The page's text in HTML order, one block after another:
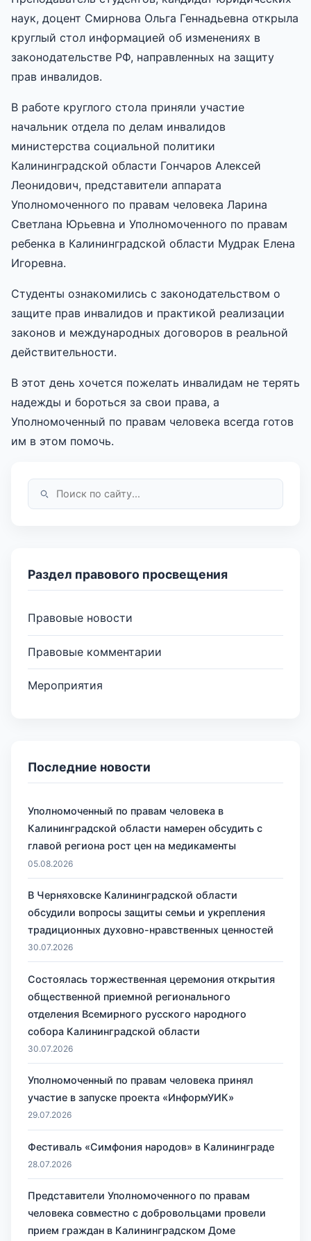
наук, доцент Смирнова Ольга Геннадьевна открыла
круглый стол информацией об изменениях в
законодательстве РФ, направленных на защиту
прав инвалидов.
В работе круглого стола приняли участие
начальник отдела по делам инвалидов
министерства социальной политики
Калининградской области Гончаров Алексей
Леонидович, представители аппарата
Уполномоченного по правам человека Ларина
Светлана Юрьевна и Уполномоченного по правам
ребенка в Калининградской области Мудрак Елена
Игоревна.
Студенты ознакомились с законодательством о
защите прав инвалидов и практикой реализации
законов и международных договоров в реальной
действительности.
В этот день хочется пожелать инвалидам не терять
надежды и бороться за свои права, а
Уполномоченный по правам человека всегда готов
им в этом помочь.
Раздел правового просвещения
Правовые новости
Правовые комментарии
Мероприятия
Последние новости
Уполномоченный по правам человека в
Калининградской области намерен обсудить с
главой региона рост цен на медикаменты
05.08.2026
В Черняховске Калининградской области
обсудили вопросы защиты семьи и укрепления
традиционных духовно-нравственных ценностей
30.07.2026
Состоялась торжественная церемония открытия
общественной приемной регионального
отделения Всемирного русского народного
собора Калининградской области
30.07.2026
Уполномоченный по правам человека принял
участие в запуске проекта «ИнформУИК»
29.07.2026
Фестиваль «Симфония народов» в Калининграде
28.07.2026
Представители Уполномоченного по правам
человека совместно с добровольцами провели
прием граждан в Калининградском Доме